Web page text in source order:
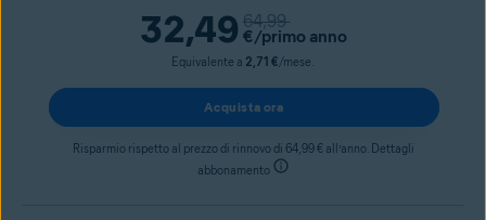
32,49 64,99
€/primo anno
Equivalente a 2,71 €/mese.
Acquista ora
Risparmio rispetto al prezzo di rinnovo di 64,99 € all’anno. Dettagli
abbonamento